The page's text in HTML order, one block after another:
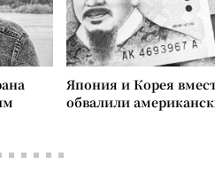
Япония и Корея
обвалили